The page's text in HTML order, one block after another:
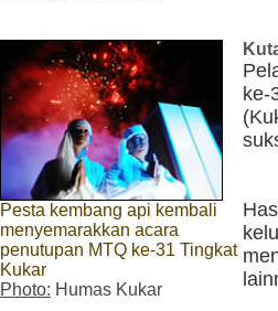
Pesta kembang api kembali
menyemarakkan acara
penutupan MTQ ke-31 Tingkat
Kukar
Photo: Humas Kukar